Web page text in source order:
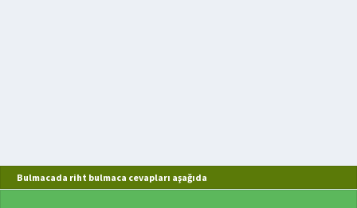
Bulmacada riht bulmaca cevapları aşağıda